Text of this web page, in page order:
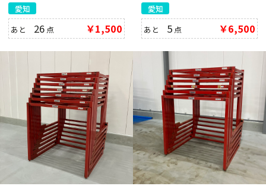
愛知
あと 26 点 ￥1,500
愛知
あと 5 点 ￥6,500